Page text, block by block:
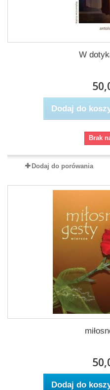
W
Dodaj do
Brak
Dodaj do porówania
Dodaj do